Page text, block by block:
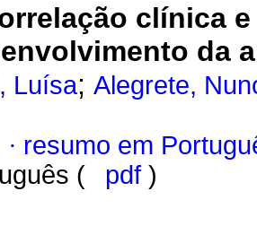
clínica
da
Luísa; Alegrete,
· resumo em
(
pdf )